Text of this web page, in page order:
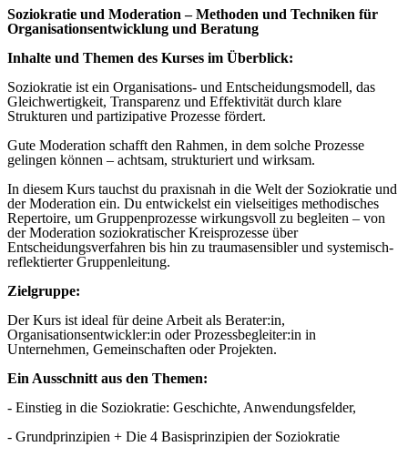
Soziokratie und Moderation – Methoden und Techniken für
Organisationsentwicklung und Beratung
Inhalte und Themen des Kurses im Überblick:
Soziokratie ist ein Organisations- und Entscheidungsmodell, das
Gleichwertigkeit, Transparenz und Effektivität durch klare
Strukturen und partizipative Prozesse fördert.
Gute Moderation schafft den Rahmen, in dem solche Prozesse
gelingen können – achtsam, strukturiert und wirksam.
In diesem Kurs tauchst du praxisnah in die Welt der Soziokratie und
der Moderation ein. Du entwickelst ein vielseitiges methodisches
Repertoire, um Gruppenprozesse wirkungsvoll zu begleiten – von
der Moderation soziokratischer Kreisprozesse über
Entscheidungsverfahren bis hin zu traumasensibler und systemisch-
reflektierter Gruppenleitung.
Zielgruppe:
Der Kurs ist ideal für deine Arbeit als Berater:in,
Organisationsentwickler:in oder Prozessbegleiter:in in
Unternehmen, Gemeinschaften oder Projekten.
Ein Ausschnitt aus den Themen:
- Einstieg in die Soziokratie: Geschichte, Anwendungsfelder,
- Grundprinzipien + Die 4 Basisprinzipien der Soziokratie